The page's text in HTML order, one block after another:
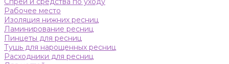
Рабочее место
Изоляция нижних ресниц
Ламинирование ресниц
Пинцеты для ресниц
Тушь для нарощенных ресниц
Расходники для ресниц